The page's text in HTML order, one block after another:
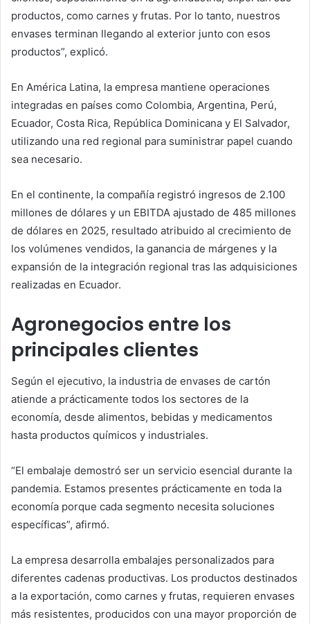
productos, como carnes y frutas. Por lo tanto, nuestros
envases terminan llegando al exterior junto con esos
productos”, explicó.
En América Latina, la empresa mantiene operaciones
integradas en países como Colombia, Argentina, Perú,
Ecuador, Costa Rica, República Dominicana y El Salvador,
utilizando una red regional para suministrar papel cuando
sea necesario.
En el continente, la compañía registró ingresos de 2.100
millones de dólares y un EBITDA ajustado de 485 millones
de dólares en 2025, resultado atribuido al crecimiento de
los volúmenes vendidos, la ganancia de márgenes y la
expansión de la integración regional tras las adquisiciones
realizadas en Ecuador.
Agronegocios entre los
principales clientes
Según el ejecutivo, la industria de envases de cartón
atiende a prácticamente todos los sectores de la
economía, desde alimentos, bebidas y medicamentos
hasta productos químicos y industriales.
“El embalaje demostró ser un servicio esencial durante la
pandemia. Estamos presentes prácticamente en toda la
economía porque cada segmento necesita soluciones
específicas”, afirmó.
La empresa desarrolla embalajes personalizados para
diferentes cadenas productivas. Los productos destinados
a la exportación, como carnes y frutas, requieren envases
más resistentes, producidos con una mayor proporción de